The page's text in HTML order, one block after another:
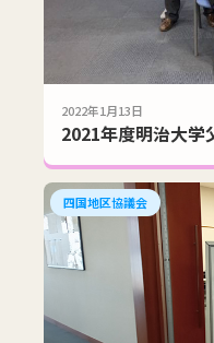
2022年1月13日
2021年度明治大学
四国地区協議会